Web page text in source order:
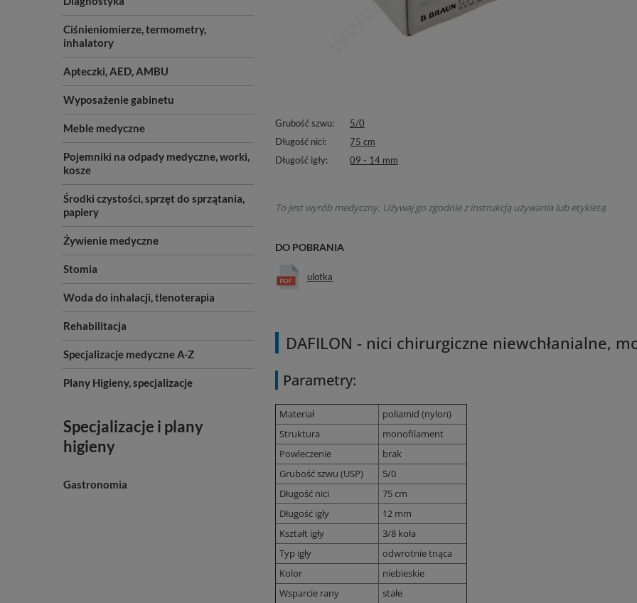
Ciśnieniomierze, termometry,
inhalatory
Apteczki, AED, AMBU
Wyposażenie gabinetu
Meble medyczne
Pojemniki na odpady medyczne, worki,
kosze
Środki czystości, sprzęt do sprzątania,
papiery
Żywienie medyczne
Stomia
Woda do inhalacji, tlenoterapia
Rehabilitacja
Specjalizacje medyczne A-Z
Plany Higieny, specjalizacje
Specjalizacje i plany
higieny
Gastronomia
Grubość szwu
5/0
Długość nici
75 cm
Długość igły
09 - 14 mm
To jest wyrób medyczny. Używaj go zgodnie z instrukcją używania lub etykietą.
DO POBRANIA
ulotka
DAFILON - nici chirurgiczne niewchłanialne,
Parametry:
Materiał
poliamid (nylon)
Struktura
monofilament
Powleczenie
brak
Grubość szwu (USP)
5/0
Długość nici
75 cm
Długość igły
12 mm
Kształt igły
3/8 koła
Typ igły
odwrotnie tnąca
Kolor
niebieskie
Wsparcie rany
stałe